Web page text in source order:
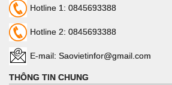
Hotline 1: 0845693388
Hotline 2: 0845693388
E-mail: Saovietinfor@gmail.com
THÔNG TIN CHUNG